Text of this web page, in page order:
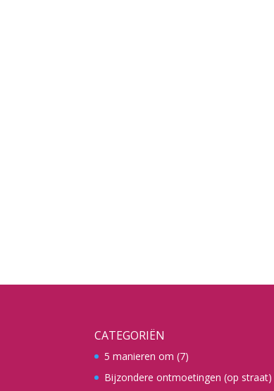
CATEGORIËN
5 manieren om (7)
Bijzondere ontmoetingen (op straat)